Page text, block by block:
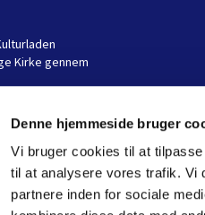
Denne hjemmeside bruger
Vi bruger cookies til at
til at analysere vores trafik. Vi
partnere inden for sociale
Kirke gennem